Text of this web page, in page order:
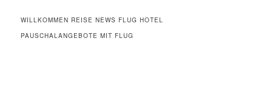
WILLKOMMEN REISE NEWS FLUG HOTEL
PAUSCHALANGEBOTE MIT FLUG